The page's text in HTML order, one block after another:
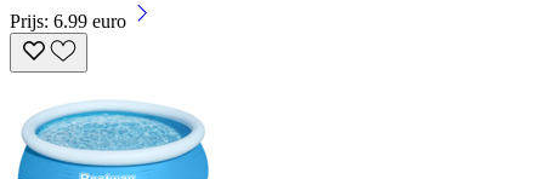
Prijs: 6.99 euro